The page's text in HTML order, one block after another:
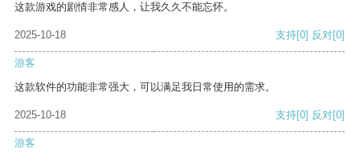
这款游戏的剧情非常感人，让我久久不能忘怀。
2025-10-18 支持[0] 反对[0]
游客
这款软件的功能非常强大，可以满足我日常使用的需求。
2025-10-18 支持[0] 反对[0]
游客